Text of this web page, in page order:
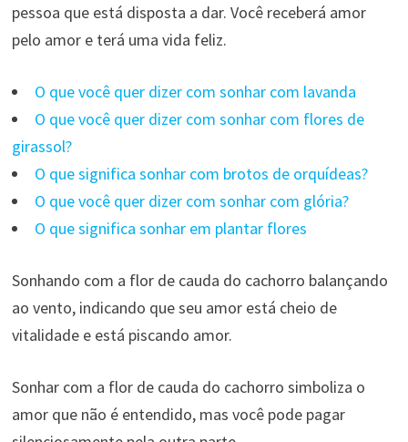
pessoa que está disposta a dar. Você receberá amor
pelo amor e terá uma vida feliz.
O que você quer dizer com sonhar com lavanda
O que você quer dizer com sonhar com flores de
girassol?
O que significa sonhar com brotos de orquídeas?
O que você quer dizer com sonhar com glória?
O que significa sonhar em plantar flores
Sonhando com a flor de cauda do cachorro balançando
ao vento, indicando que seu amor está cheio de
vitalidade e está piscando amor.
Sonhar com a flor de cauda do cachorro simboliza o
amor que não é entendido, mas você pode pagar